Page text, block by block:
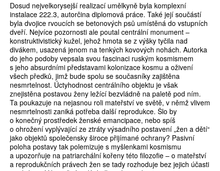
Dosud nejvelkorysejší realizací umělkyně byla komplexní
instalace 222.3, autorčina diplomová práce. Také její součástí
byla dvojice rvoucích se betonových psů umístěná do vstupních
dveří. Nejvíce pozornosti ale poutal centrální monument –
konstruktivistický kužel, jehož hmota se z výšky tyčila nad
divákem, usazená jenom na tenkých kovových nohách. Autorka
do jeho podoby vepsala svou fascinaci ruským kosmismem
s jeho absurdními představami kolonizace kosmu a oživení
všech předků, jimž bude spolu se současníky zajištěna
nesmrtelnost. Úctyhodnost centrálního objektu je však
znejistěna postavou ženy ležící bezvládně na paletě pod ním.
Ta poukazuje na nejasnou roli mateřství ve světě, v němž vlivem
nesmrtelnosti zaniká potřeba další reprodukce. Šlo by
o konečný prostředek ženské emancipace, nebo spíš
o ohrožení vyplývající ze ztráty výsadního postavení „žen a dětí“
jako objektů společensky široce přijímané ochrany? Pasivní
poloha postavy tak polemizuje s myšlenkami kosmismu
a upozorňuje na patriarchální kořeny této filozofie – o mateřství
a reprodukčních právech žen se tady rozhoduje bez jejich účasti